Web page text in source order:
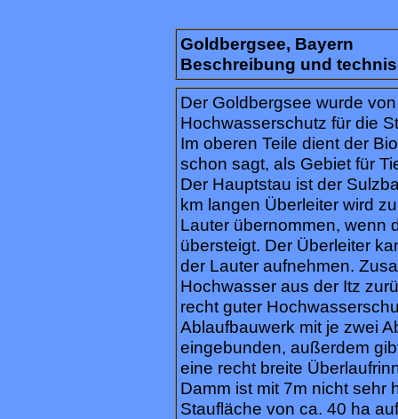
Goldbergsee, Bayern
Beschreibung und
Der Goldbergsee wurde
Hochwasserschutz für die
Im oberen Teile dient der
schon sagt, als Gebiet für
Der Hauptstau ist der
km langen Überleiter wird
Lauter übernommen, wenn
übersteigt. Der Überleiter
der Lauter aufnehmen.
Hochwasser aus der Itz
recht guter
Ablaufbauwerk mit je zwei
eingebunden, außerdem
eine recht breite
Damm ist mit 7m nicht sehr
Staufläche von ca. 40 ha